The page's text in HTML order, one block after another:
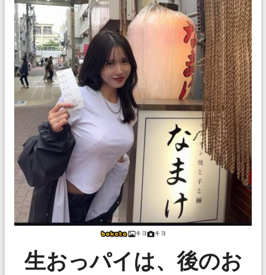
キヨ キヨ
生おっパイは、後のお